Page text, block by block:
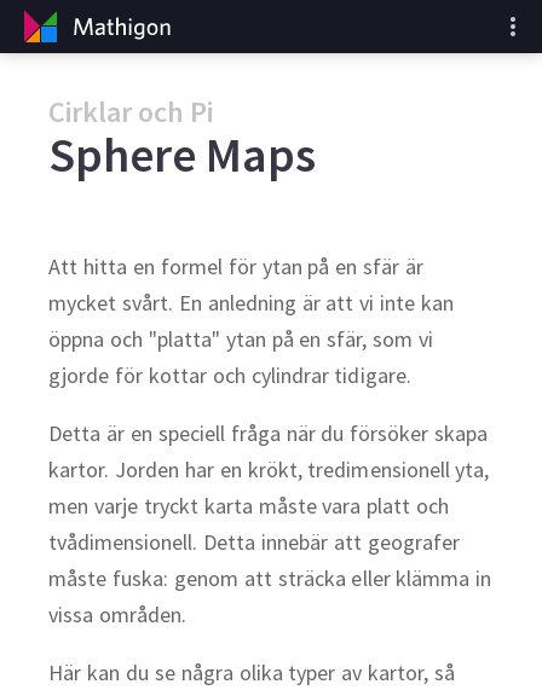
Cirklar och Pi
Sphere Maps
Att hitta en formel för ytan på en sfär är
mycket svårt. En anledning är att vi inte kan
öppna och "platta" ytan på en sfär, som vi
gjorde för kottar och cylindrar tidigare.
Detta är en speciell fråga när du försöker skapa
kartor. Jorden har en krökt, tredimensionell yta,
men varje tryckt karta måste vara platt och
tvådimensionell. Detta innebär att geografer
måste fuska: genom att sträcka eller klämma in
vissa områden.
Här kan du se några olika typer av kartor, så